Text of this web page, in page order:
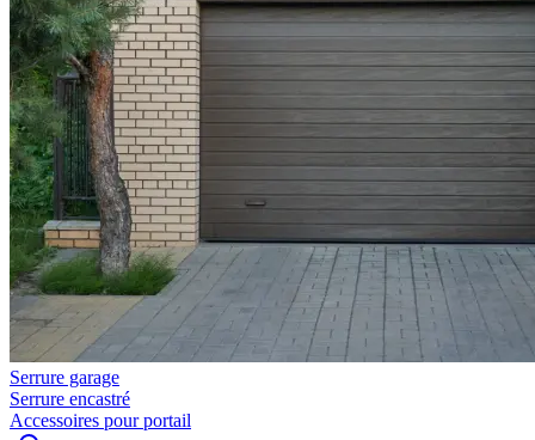
Serrure garage
Serrure encastré
Accessoires pour portail